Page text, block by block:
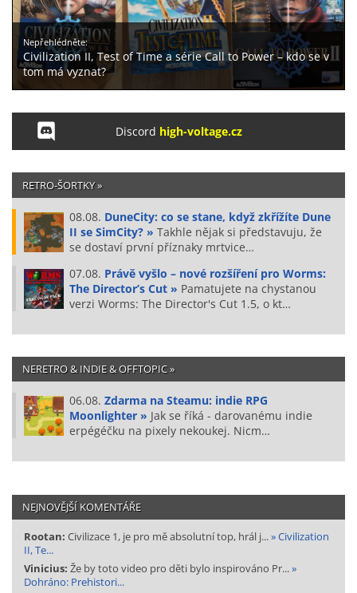
Nepřehlédněte:
Civilization II, Test of Time a série Call to Power – kdo se v
tom má vyznat?
Discord high-voltage.cz
RETRO-ŠORTKY »
08.08. DuneCity: co se stane, když zkřížíte Dune
II se SimCity? » Takhle nějak si představuju, že
se dostaví první příznaky mrtvice…
07.08. Právě vyšlo – nové rozšíření pro Worms:
The Director’s Cut » Pamatujete na chystanou
verzi Worms: The Director's Cut 1.5, o kt…
NERETRO & INDIE & OFFTOPIC »
06.08. Zdarma na Steamu: indie RPG
Moonlighter » Jak se říká - darovanému indie
erpégéčku na pixely nekoukej. Nicm…
NEJNOVĚJŠÍ KOMENTÁŘE
Rootan: Civilizace 1, je pro mě absolutní top, hrál j...» Civilization
II, Te...
Vinicius: Že by toto video pro děti bylo inspirováno Pr...»
Dohráno: Prehistori...